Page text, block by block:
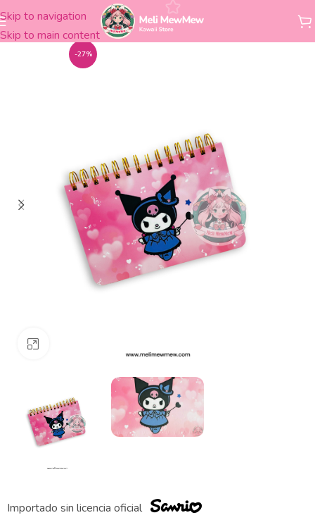
Skip to navigation
Skip to main content
Inicio Librería Cuadernos Planner semanal
-27%
Importado sin licencia oficial